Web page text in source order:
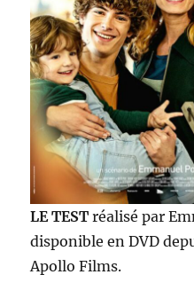
LE TESTréalisé par
disponible en DVD
Apollo Films.